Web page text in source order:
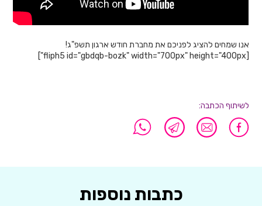
אנו שמחים להציג לפניכם את מחברת חודש ארגון תשפ"ג!
[fliph5 id="gbdqb-bozk" width="700px" height="400px"]
לשיתוף הכתבה:
כתבות נוספות